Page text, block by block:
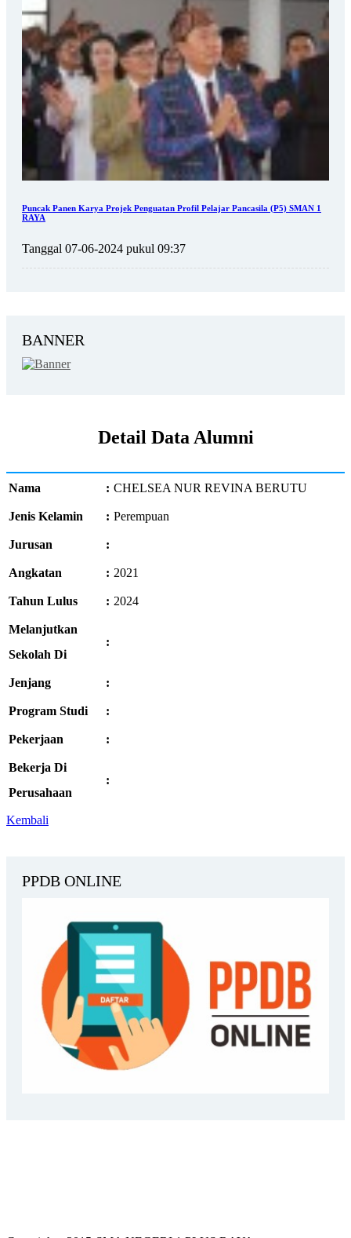
Puncak Panen Karya Projek Penguatan Profil Pelajar Pancasila (P5) SMAN 1
RAYA
Tanggal 07-06-2024 pukul 09:37
BANNER
Detail Data Alumni
Nama : CHELSEA NUR REVINA BERUTU
Jenis Kelamin : Perempuan
Jurusan :
Angkatan : 2021
Tahun Lulus : 2024
Melanjutkan
Sekolah Di
:
Jenjang :
Program Studi :
Pekerjaan :
Bekerja Di
Perusahaan
:
Kembali
PPDB ONLINE